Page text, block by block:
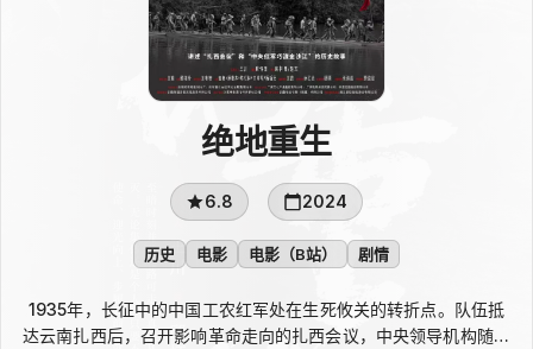
绝地重生
6.8 2024
历史 电影 电影（B站） 剧情
1935年，长征中的中国工农红军处在生死攸关的转折点。队伍抵
达云南扎西后，召开影响革命走向的扎西会议，中央领导机构随之